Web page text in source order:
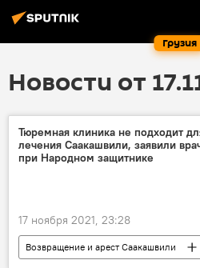
Грузия
Новости от
Тюремная клиника не подходит
лечения Саакашвили, заявили
при Народном защитнике
17 ноября 2021, 23:28
Возвращение и арест Саакашвили